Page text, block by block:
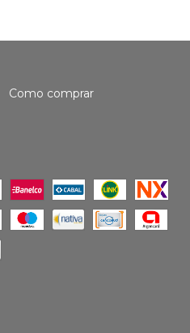
Como comprar